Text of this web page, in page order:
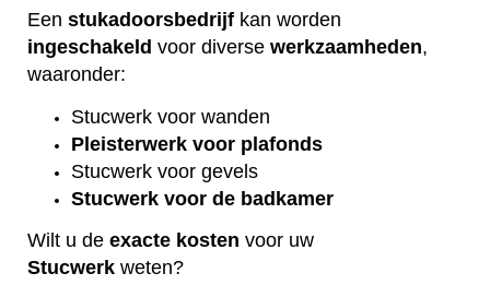
Een stukadoorsbedrijf kan worden
ingeschakeld voor diverse werkzaamheden,
waaronder:
Stucwerk voor wanden
Pleisterwerk voor plafonds
Stucwerk voor gevels
Stucwerk voor de badkamer
Wilt u de exacte kosten voor uw
Stucwerk weten?